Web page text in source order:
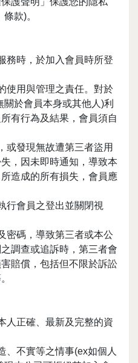
款)。
務時，於加入會員時所登
使用與管理之責任。對於
於會員本身或其他人)利
有行為及結果，會員須自
或發現無故遭第三者盜用
，因未即時通知，導致本
造成的所有損失，會員應
行會員之登出並關閉視
密碼，導致第三者或本公
調查或追訴時，第三者會
賠償，包括但不限於訴訟
人正確、最新及完整的資
、不實等之情事(ex如個人